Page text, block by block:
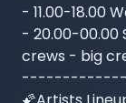
- 11.00-18.00
- 20.00-00.00
crews - big